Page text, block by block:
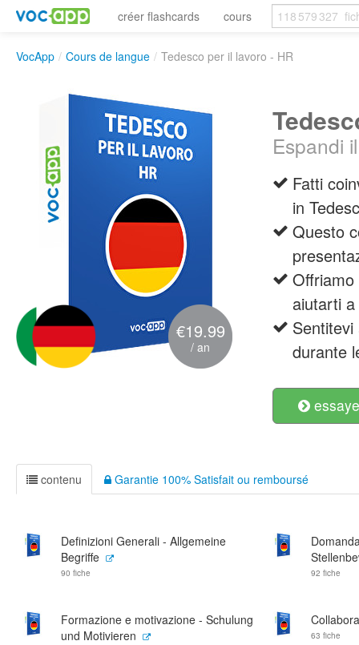
créer flashcards cours
VocApp / Cours de langue / Tedesco per il lavoro - HR
€19.99
/ an
Espandi
Fatti
in
Questo
aiutarti
durante
contenu Garantie 100% Satisfait ou remboursé
Definizioni Generali - Allgemeine
Begriffe
90 fiche 92 fiche
Formazione e motivazione - Schulung
und Motivieren
63 fiche